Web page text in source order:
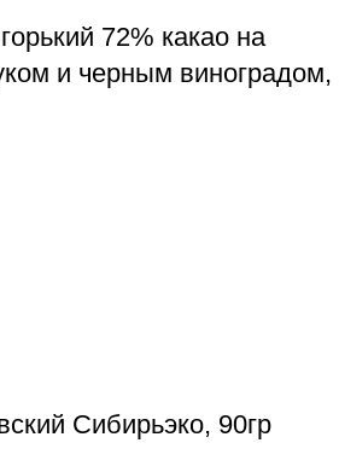
72% какао на
и черным виноградом,
Сибирьэко, 90гр